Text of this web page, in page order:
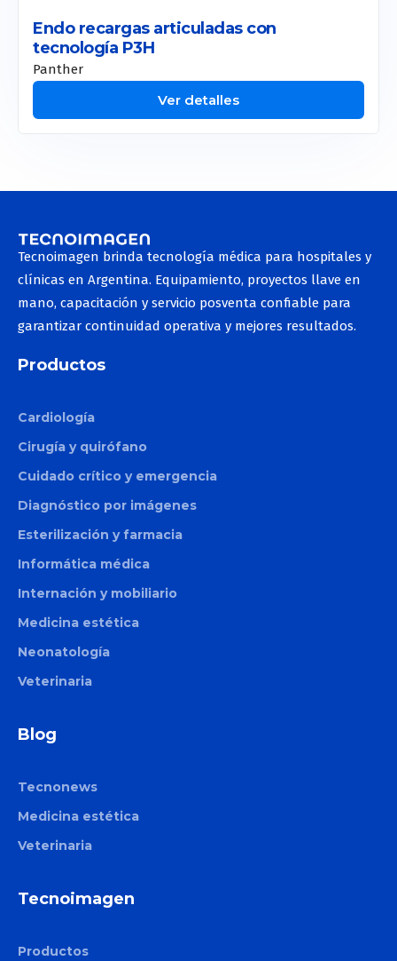
Endo recargas articuladas con
tecnología P3H
Panther
Ver detalles
Tecnoimagen brinda tecnología médica para hospitales y
clínicas en Argentina. Equipamiento, proyectos llave en
mano, capacitación y servicio posventa confiable para
garantizar continuidad operativa y mejores resultados.
Productos
Cardiología
Cirugía y quirófano
Cuidado crítico y emergencia
Diagnóstico por imágenes
Esterilización y farmacia
Informática médica
Internación y mobiliario
Medicina estética
Neonatología
Veterinaria
Blog
Tecnonews
Medicina estética
Veterinaria
Tecnoimagen
Productos